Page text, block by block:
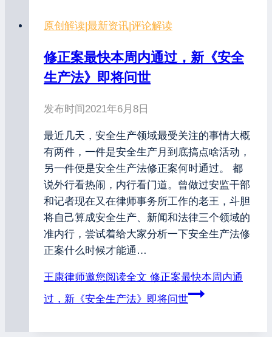
原创解读|最新资讯|评论解读
修正案最快本周内通过，新《安全
生产法》即将问世
发布时间2021年6月8日
最近几天，安全生产领域最受关注的事情大概
有两件，一件是安全生产月到底搞点啥活动，
另一件便是安全生产法修正案何时通过。 都
说外行看热闹，内行看门道。曾做过安监干部
和记者现在又在律师事务所工作的老王，斗胆
将自己算成安全生产、新闻和法律三个领域的
准内行，尝试着给大家分析一下安全生产法修
正案什么时候才能通…
王康律师邀您阅读全文 修正案最快本周内通
过，新《安全生产法》即将问世